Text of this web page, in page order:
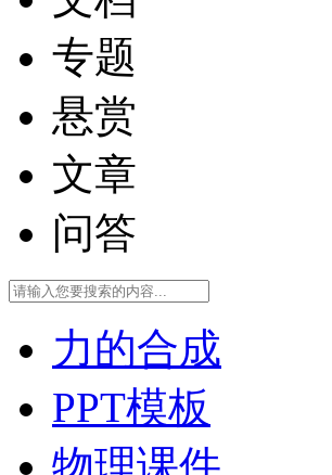
专题
悬赏
文章
问答
力的合成
PPT模板